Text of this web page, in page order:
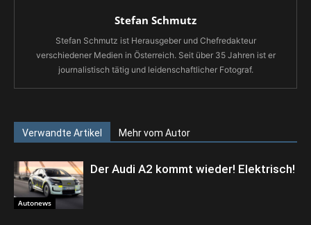
Stefan Schmutz
Stefan Schmutz ist Herausgeber und Chefredakteur
verschiedener Medien in Österreich. Seit über 35 Jahren ist er
journalistisch tätig und leidenschaftlicher Fotograf.
Verwandte Artikel Mehr vom Autor
Autonews
Der Audi A2 kommt wieder! Elektrisch!